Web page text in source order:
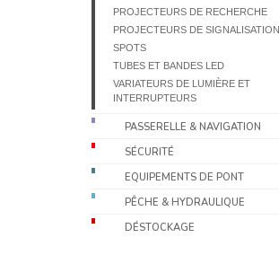
PROJECTEURS DE RECHERCHE
PROJECTEURS DE SIGNALISATION
SPOTS
TUBES ET BANDES LED
VARIATEURS DE LUMIÈRE ET
INTERRUPTEURS
PASSERELLE & NAVIGATION
SÉCURITÉ
EQUIPEMENTS DE PONT
PÊCHE & HYDRAULIQUE
DÉSTOCKAGE